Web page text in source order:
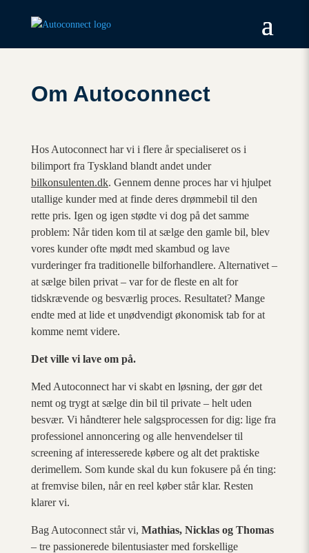
Om Autoconnect
Hos Autoconnect har vi i flere år specialiseret os i
bilimport fra Tyskland blandt andet under
bilkonsulenten.dk. Gennem denne proces har vi hjulpet
utallige kunder med at finde deres drømmebil til den
rette pris. Igen og igen stødte vi dog på det samme
problem: Når tiden kom til at sælge den gamle bil, blev
vores kunder ofte mødt med skambud og lave
vurderinger fra traditionelle bilforhandlere. Alternativet –
at sælge bilen privat – var for de fleste en alt for
tidskrævende og besværlig proces. Resultatet? Mange
endte med at lide et unødvendigt økonomisk tab for at
komme nemt videre.
Det ville vi lave om på.
Med Autoconnect har vi skabt en løsning, der gør det
nemt og trygt at sælge din bil til private – helt uden
besvær. Vi håndterer hele salgsprocessen for dig: lige fra
professionel annoncering og alle henvendelser til
screening af interesserede købere og alt det praktiske
derimellem. Som kunde skal du kun fokusere på én ting:
at fremvise bilen, når en reel køber står klar. Resten
klarer vi.
Bag Autoconnect står vi, Mathias, Nicklas og Thomas
– tre passionerede bilentusiaster med forskellige